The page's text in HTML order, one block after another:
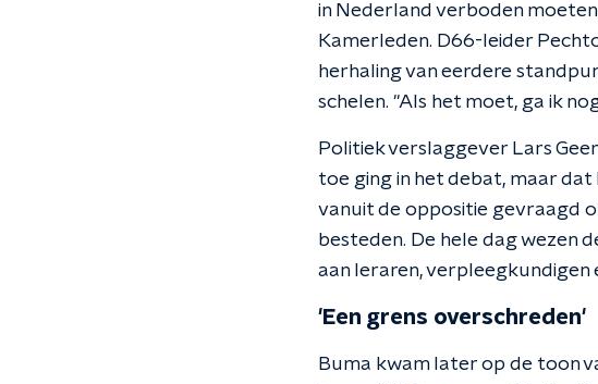
in Nederland verboden
Kamerleden. D66-leider
herhaling van eerdere
schelen. "Als het moet, ga ik
Politiek verslaggever Lars
toe ging in het debat, maar
vanuit de oppositie gevraagd
besteden. De hele dag wezen
aan leraren, verpleegkundigen
'Een grens overschreden'
Buma kwam later op de toon